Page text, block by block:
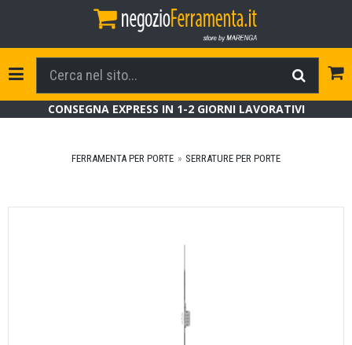
Toggle Navigation
CONSEGNA EXPRESS IN 1-2 GIORNI LAVORATIVI
FERRAMENTA PER PORTE SERRATURE PER PORTE